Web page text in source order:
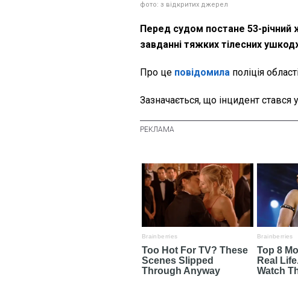
фото: з відкритих джерел
Перед судом постане 53-
завданні тяжких тілесних
Про це повідомила поліція
Зазначається, що інцидент стався